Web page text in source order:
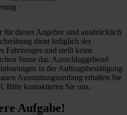
dieses Angebot sind ausdrücklich
dient lediglich der
Fahrzeuges und stellt keine
Sinne dar. Ausschlaggebend
in der Auftragsbestätigung
Ausstattungsumfang erhalten Sie
Bitte kontaktieren Sie uns.
Aufgabe!